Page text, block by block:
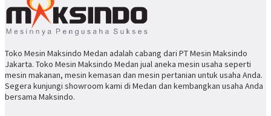
Toko Mesin Maksindo Medan adalah cabang dari PT Mesin Maksindo
Jakarta. Toko Mesin Maksindo Medan jual aneka mesin usaha seperti
mesin makanan, mesin kemasan dan mesin pertanian untuk usaha Anda.
Segera kunjungi showroom kami di Medan dan kembangkan usaha Anda
bersama Maksindo.